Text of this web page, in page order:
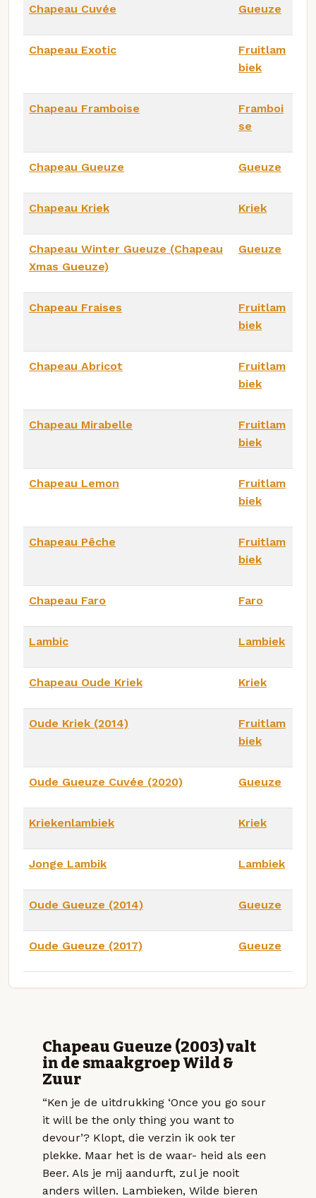
Chapeau Cuvée Gueuze
Chapeau Exotic
Fruitlam
biek
Chapeau Framboise
Framboi
se
Chapeau Gueuze Gueuze
Chapeau Kriek Kriek
Chapeau Winter Gueuze (Chapeau
Xmas Gueuze)
Gueuze
Chapeau Fraises
Fruitlam
biek
Chapeau Abricot
Fruitlam
biek
Chapeau Mirabelle
Fruitlam
biek
Chapeau Lemon
Fruitlam
biek
Chapeau Pêche
Fruitlam
biek
Chapeau Faro Faro
Lambic Lambiek
Chapeau Oude Kriek Kriek
Oude Kriek (2014)
Fruitlam
biek
Oude Gueuze Cuvée (2020) Gueuze
Kriekenlambiek Kriek
Jonge Lambik Lambiek
Oude Gueuze (2014) Gueuze
Oude Gueuze (2017) Gueuze
Chapeau Gueuze (2003) valt
in de smaakgroep Wild &
Zuur
“Ken je de uitdrukking ‘Once you go sour
it will be the only thing you want to
devour’? Klopt, die verzin ik ook ter
plekke. Maar het is de waar- heid als een
Beer. Als je mij aandurft, zul je nooit
anders willen. Lambieken, Wilde bieren